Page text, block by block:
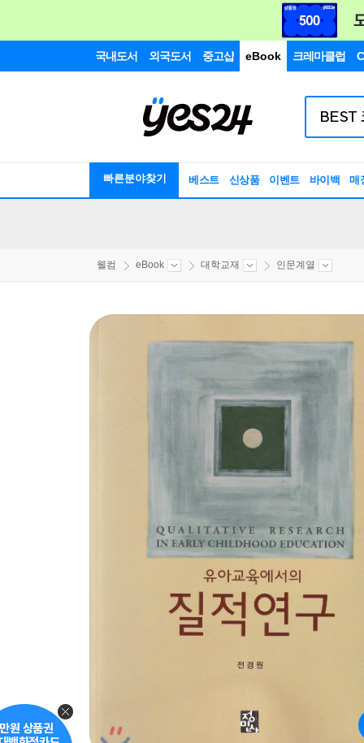
국내도서 외국도서 중고샵 eBook 크레마클럽
빠른분야찾기 베스트 신상품 이벤트 바이백 매
웰컴 eBook 대학교재 인문계열